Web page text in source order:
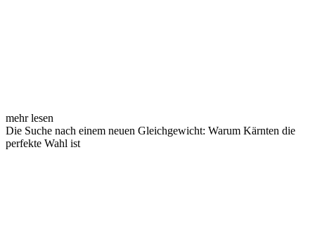
mehr lesen
Die Suche nach einem neuen Gleichgewicht: Warum Kärnten die
perfekte Wahl ist